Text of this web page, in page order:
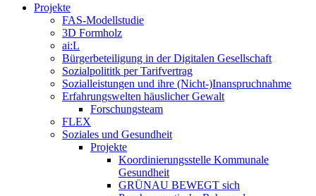
Projekte
FAS-Modellstudie
3D Formholz
ai:L
Bürgerbeteiligung in der Digitalen Gesellschaft
Sozialpolititk per Tarifvertrag
Sozialleistungen und ihre (Nicht-)Inanspruchnahme
Erfahrungswelten häuslicher Gewalt
Forschungsteam
FLEX
Soziales und Gesundheit
Projekte
Koordinierungsstelle Kommunale
Gesundheit
GRÜNAU BEWEGT sich